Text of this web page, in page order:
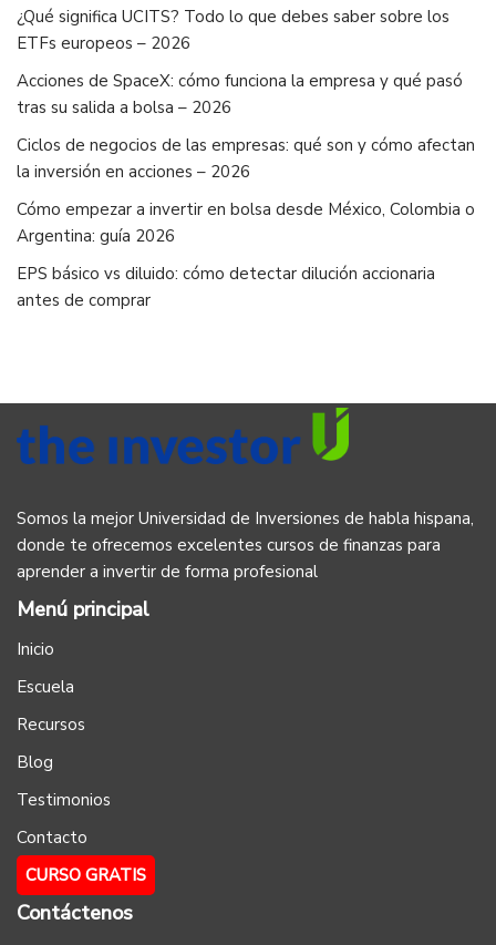
¿Qué significa UCITS? Todo lo que debes saber sobre los
ETFs europeos – 2026
Acciones de SpaceX: cómo funciona la empresa y qué pasó
tras su salida a bolsa – 2026
Ciclos de negocios de las empresas: qué son y cómo afectan
la inversión en acciones – 2026
Cómo empezar a invertir en bolsa desde México, Colombia o
Argentina: guía 2026
EPS básico vs diluido: cómo detectar dilución accionaria
antes de comprar
Somos la mejor Universidad de Inversiones de habla hispana,
donde te ofrecemos excelentes cursos de finanzas para
aprender a invertir de forma profesional
Menú principal
Inicio
Escuela
Recursos
Blog
Testimonios
Contacto
CURSO GRATIS
Contáctenos